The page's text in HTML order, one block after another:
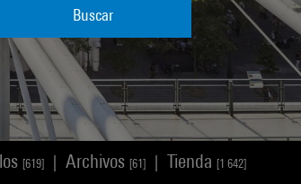
Buscar
[619] Archivos [61] Tienda [1 642]